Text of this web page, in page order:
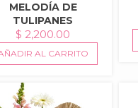
MELODÍA DE
TULIPANES
$ 2,200.00
AL CARRITO